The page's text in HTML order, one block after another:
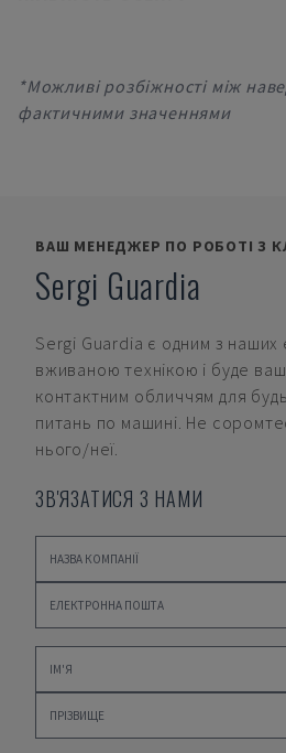
*Можливі розбіжності між
фактичними значеннями
ВАШ МЕНЕДЖЕР ПО РОБОТІ З
Sergi Guardia
Sergi Guardia є одним з наших
вживаною технікою і буде
контактним обличчям для
питань по машині. Не
нього/неї.
ЗВ'ЯЗАТИСЯ З НАМИ